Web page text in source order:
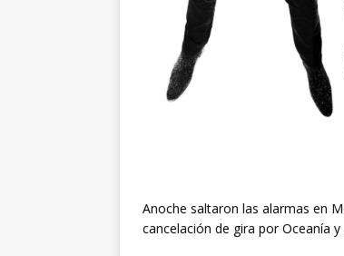
Anoche saltaron las alarmas en
cancelación de gira por Oceanía